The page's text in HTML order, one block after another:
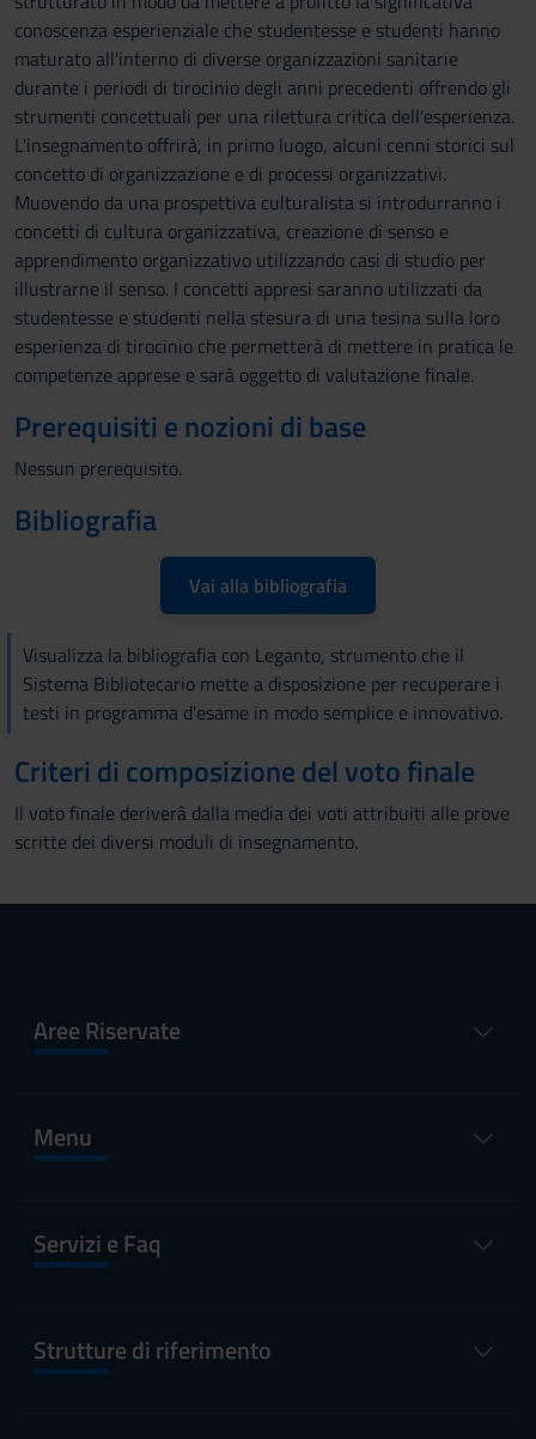
conoscenza esperienziale che studentesse e studenti hanno
maturato all'interno di diverse organizzazioni sanitarie
durante i periodi di tirocinio degli anni precedenti offrendo gli
strumenti concettuali per una rilettura critica dell'esperienza.
L'insegnamento offrirà, in primo luogo, alcuni cenni storici sul
concetto di organizzazione e di processi organizzativi.
Muovendo da una prospettiva culturalista si introdurranno i
concetti di cultura organizzativa, creazione di senso e
apprendimento organizzativo utilizzando casi di studio per
illustrarne il senso. I concetti appresi saranno utilizzati da
studentesse e studenti nella stesura di una tesina sulla loro
esperienza di tirocinio che permetterà di mettere in pratica le
competenze apprese e sarà oggetto di valutazione finale.
Prerequisiti e nozioni di base
Nessun prerequisito.
Bibliografia
Vai alla bibliografia
Visualizza la bibliografia con Leganto, strumento che il
Sistema Bibliotecario mette a disposizione per recuperare i
testi in programma d'esame in modo semplice e innovativo.
Criteri di composizione del voto finale
Il voto finale deriverà dalla media dei voti attribuiti alle prove
scritte dei diversi moduli di insegnamento.
Aree Riservate
Menu
Servizi e Faq
Strutture di riferimento